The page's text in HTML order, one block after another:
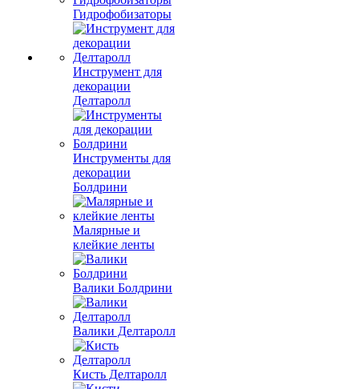
Гидрофобизаторы
Инструмент для
декорации
Делтаролл
Инструменты для
декорации
Болдрини
Малярные и
клейкие ленты
Валики Болдрини
Валики Делтаролл
Кисть Делтаролл